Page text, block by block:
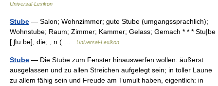
Universal-Lexikon
Stube — Salon; Wohnzimmer; gute Stube (umgangssprachlich);
Wohnstube; Raum; Zimmer; Kammer; Gelass; Gemach * * * Stu|be
[ ʃtu:bə], die; , n ( …
Universal-Lexikon
Stube — Die Stube zum Fenster hinauswerfen wollen: äußerst
ausgelassen und zu allen Streichen aufgelegt sein; in toller Laune
zu allem fähig sein und Freude am Tumult haben, eigentlich: in